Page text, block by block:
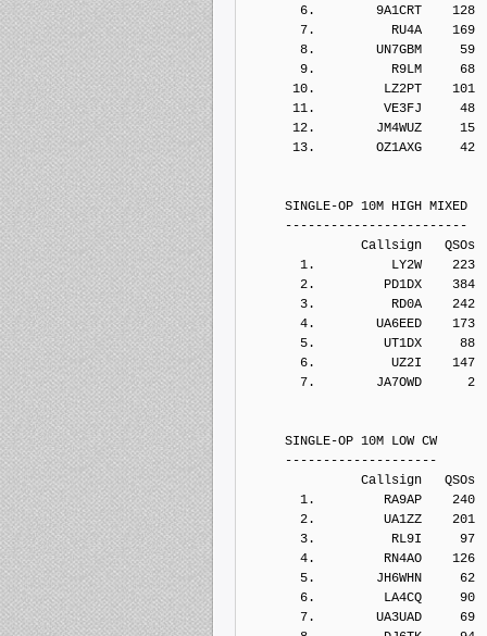
6.        9A1CRT    128
7.          RU4A    169
8.        UN7GBM     59
9.          R9LM     68
10.         LZ2PT    101
11.         VE3FJ     48
12.        JM4WUZ     15
13.        OZ1AXG     42
SINGLE-OP 10M HIGH MIXED
------------------------
Callsign   QSOs  Points
1.          LY2W    223
2.         PD1DX    384
3.          RD0A    242
4.        UA6EED    173
5.         UT1DX     88
6.          UZ2I    147
7.        JA7OWD      2
SINGLE-OP 10M LOW CW
--------------------
Callsign   QSOs  Points
1.         RA9AP    240
2.         UA1ZZ    201
3.          RL9I     97
4.         RN4AO    126
5.        JH6WHN     62
6.         LA4CQ     90
7.        UA3UAD     69